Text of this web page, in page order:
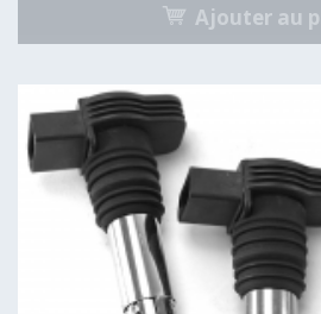
Ajouter au